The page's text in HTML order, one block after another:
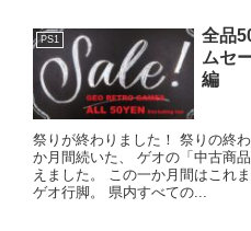
PS1
全品
ムセ
編
祭りが終わりました！ 祭りの終
か月間続いた、 ゲオの「中古商
えました。 この一か月間はこれ
ゲオ行脚。 県内すべての...